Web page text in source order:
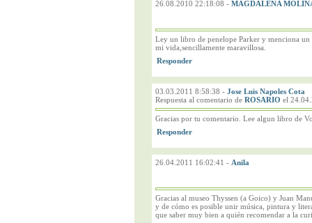
26.08.2010 22:18:08 - MAGDALENA
Ley un libro de penelope Parker y menciona
mi vida,sencillamente maravillosa.
03.03.2011 8:58:38 - Jose Luis Napoles Cota
Respuesta al comentario de ROSARIO el
Gracias por tu comentario. Lee algun libro de
26.04.2011 16:02:41 - Anila
Gracias al museo Thyssen (a Goico) y Juan
y de cómo es posible unir música, pintura y
que saber muy bien a quién recomendar a la